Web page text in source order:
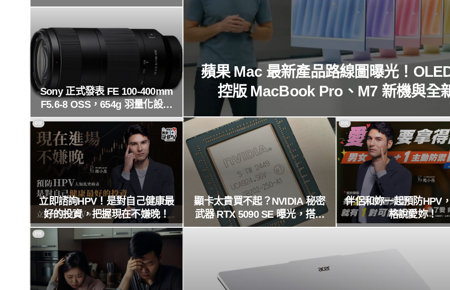
蘋果 Mac 最新產品路線圖曝光！
控版 MacBook Pro、M7 新機與全
MacBook Neo 蓄勢待發
省心！
Sony 正式發表 FE 100-400mm
F5.6-8 OSS，654g 羽量化設計
手持更輕鬆
伴侶和妳一起預防HPV
格說愛妳！
PR
顯卡太貴買不起？NVIDIA 秘密
武器 RTX 5090 SE 曝光，搭載
32GB 記憶體
立即諮詢HPV！是對自己健康最
好的投資，把握現在不嫌晚！
PR
PR